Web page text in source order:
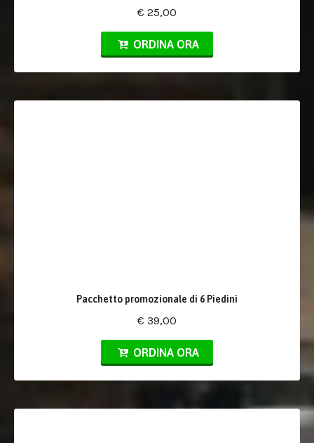
€ 25,00
ORDINA ORA
Pacchetto promozionale di 6 Piedini
€ 39,00
ORDINA ORA